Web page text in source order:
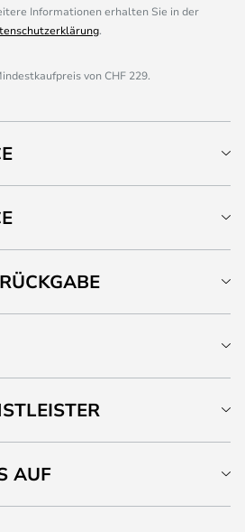
Informationen erhalten Sie in der
.
von CHF 229.
AUF